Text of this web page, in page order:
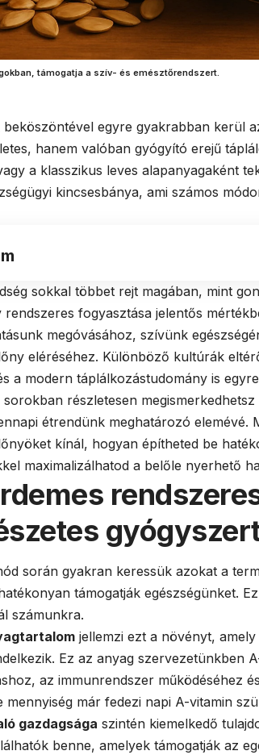
támogatja a szív- és emésztőrendszert.
beköszöntével egyre gyakrabban kerül
hanem valóban gyógyító erejű
a klasszikus leves alapanyagaként
kincsesbánya, ami számos
sokkal többet rejt magában, mint
rendszeres fogyasztása jelentős
megóvásához, szívünk
eléréséhez. Különböző kultúrák
a modern táplálkozástudomány is
részletesen
étrendünk meghatározó elemévé.
kínál, hogyan építheted be
maximalizálhatod a belőle nyerhető
során gyakran keressük azokat a
támogatják egészségünket.
számunkra.
jellemzi ezt a növényt,
Ez az anyag szervezetünkben
az immunrendszer működéséhez
mennyiség már fedezi napi A-vitamin
gazdagsága szintén kiemelkedő
benne, amelyek támogatják az